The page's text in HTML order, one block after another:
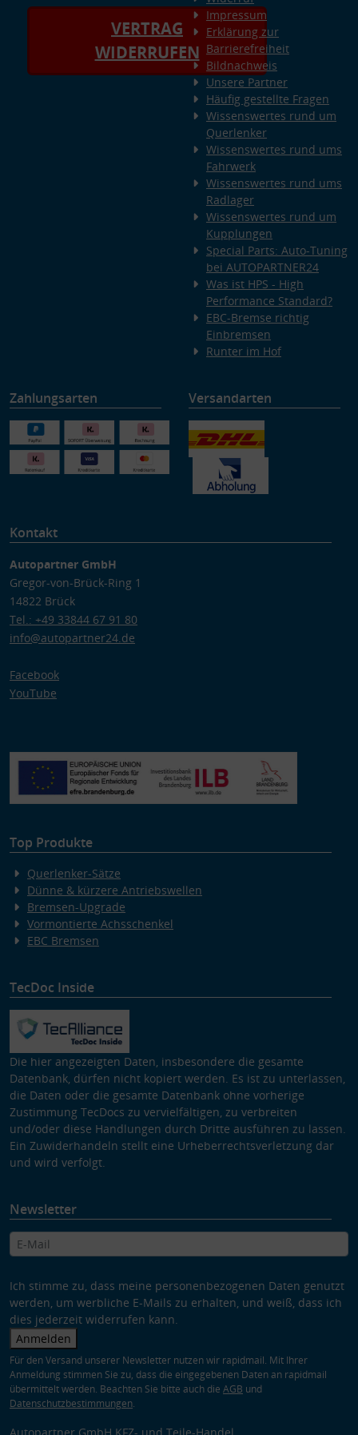
VERTRAG
WIDERRUFEN
Impressum
Erklärung zur
Barrierefreiheit
Bildnachweis
Unsere Partner
Häufig gestellte Fragen
Wissenswertes rund um
Querlenker
Wissenswertes rund ums
Fahrwerk
Wissenswertes rund ums
Radlager
Wissenswertes rund um
Kupplungen
Special Parts: Auto-Tuning
bei AUTOPARTNER24
Was ist HPS - High
Performance Standard?
EBC-Bremse richtig
Einbremsen
Runter im Hof
Zahlungsarten Versandarten
Kontakt
Autopartner GmbH
Gregor-von-Brück-Ring 1
14822 Brück
Tel.: +49 33844 67 91 80
info@autopartner24.de
Facebook
YouTube
Top Produkte
Querlenker-Sätze
Dünne & kürzere Antriebswellen
Bremsen-Upgrade
Vormontierte Achsschenkel
EBC Bremsen
TecDoc Inside
Die hier angezeigten Daten, insbesondere die gesamte
Datenbank, dürfen nicht kopiert werden. Es ist zu unterlassen,
die Daten oder die gesamte Datenbank ohne vorherige
Zustimmung TecDocs zu vervielfältigen, zu verbreiten
und/oder diese Handlungen durch Dritte ausführen zu lassen.
Ein Zuwiderhandeln stellt eine Urheberrechtsverletzung dar
und wird verfolgt.
Newsletter
Ich stimme zu, dass meine personenbezogenen Daten genutzt
werden, um werbliche E-Mails zu erhalten, und weiß, dass ich
dies jederzeit widerrufen kann.
Anmelden
Für den Versand unserer Newsletter nutzen wir rapidmail. Mit Ihrer
Anmeldung stimmen Sie zu, dass die eingegebenen Daten an rapidmail
übermittelt werden. Beachten Sie bitte auch die AGB und
Datenschutzbestimmungen.